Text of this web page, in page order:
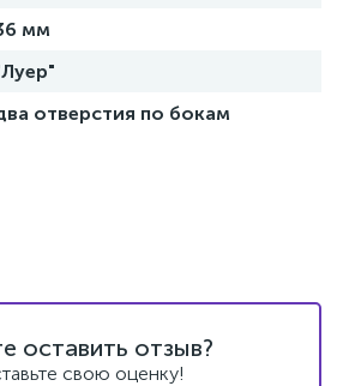
мм
отверстия по бокам
оставить отзыв?
свою оценку!